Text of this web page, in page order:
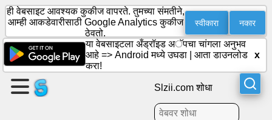
एक
पृष्ठ
तयार
करा
ही वेबसाइट आवश्यक कुकीज वापरते. तुमच्या संमतीने,
आम्ही आकडेवारीसाठी Google Analytics कुकीज
ठेवतो.
स्वीकारा नकार
या वेबसाइटला अँड्रॉइड अॅपचा चांगला अनुभव
आहे => Android मध्ये उघडा
आता डाउनलोड
करा!
x
Slzii.com शोधा